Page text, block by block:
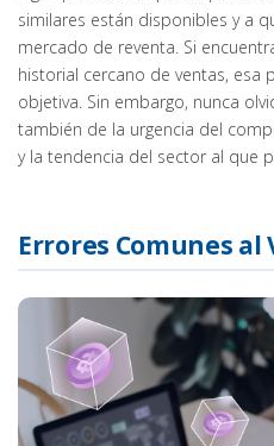
similares están disponibles y a
mercado de reventa. Si
historial cercano de ventas, esa
objetiva. Sin embargo, nunca
también de la urgencia del
y la tendencia del sector al que
Errores Comunes